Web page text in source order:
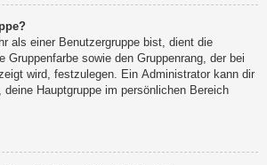
als einer Benutzergruppe bist, dient die
Gruppenfarbe sowie den Gruppenrang, der bei
wird, festzulegen. Ein Administrator kann dir
deine Hauptgruppe im persönlichen Bereich